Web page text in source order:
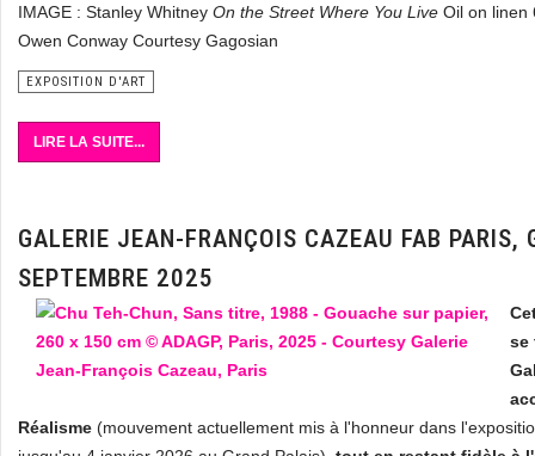
IMAGE : Stanley Whitney On the Street Where You Live Oil on linen
Owen Conway Courtesy Gagosian
EXPOSITION D'ART
LIRE LA SUITE...
GALERIE JEAN-FRANÇOIS CAZEAU FAB
SEPTEMBRE 2025
se
Réalisme (mouvement actuellement mis à l'honneur dans